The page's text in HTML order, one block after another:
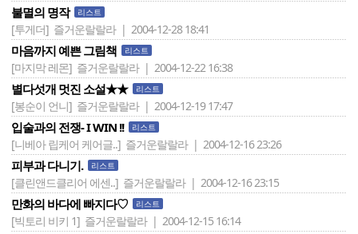
불멸의 명작 리스트
[투게더] 즐거운랄랄라 | 2004-12-28 18:41
마음까지 예쁜 그림책 리스트
[마지막 레몬] 즐거운랄랄라 | 2004-12-22 16:38
별다섯개 멋진 소설★★ 리스트
[봉순이 언니] 즐거운랄랄라 | 2004-12-19 17:47
입술과의 전쟁- I WIN !! 리스트
[니베아 립케어 케어글..] 즐거운랄랄라 | 2004-12-16 23:26
피부과 다니기. 리스트
[클린앤드클리어 에센..] 즐거운랄랄라 | 2004-12-16 23:15
만화의 바다에 빠지다♡ 리스트
[빅토리 비키 1] 즐거운랄랄라 | 2004-12-15 16:14